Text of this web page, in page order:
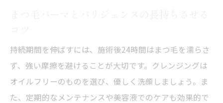
持続期間を伸ばすには、施術後24時間はまつ毛を濡らさ
ず、強い摩擦を避けることが大切です。クレンジングは
オイルフリーのものを選び、優しく洗顔しましょう。ま
た、定期的なメンテナンスや美容液でのケアも効果的で